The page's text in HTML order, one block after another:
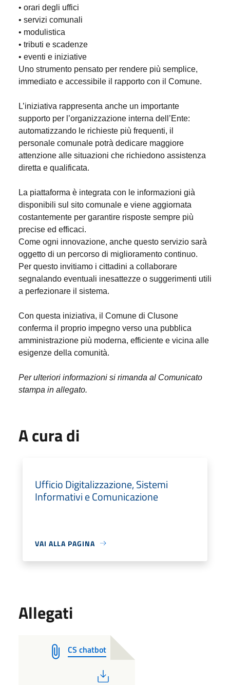
• orari degli uffici
• servizi comunali
• modulistica
• tributi e scadenze
• eventi e iniziative
Uno strumento pensato per rendere più semplice,
immediato e accessibile il rapporto con il Comune.
L’iniziativa rappresenta anche un importante
supporto per l’organizzazione interna dell’Ente:
automatizzando le richieste più frequenti, il
personale comunale potrà dedicare maggiore
attenzione alle situazioni che richiedono assistenza
diretta e qualificata.
La piattaforma è integrata con le informazioni già
disponibili sul sito comunale e viene aggiornata
costantemente per garantire risposte sempre più
precise ed efficaci.
Come ogni innovazione, anche questo servizio sarà
oggetto di un percorso di miglioramento continuo.
Per questo invitiamo i cittadini a collaborare
segnalando eventuali inesattezze o suggerimenti utili
a perfezionare il sistema.
Con questa iniziativa, il Comune di Clusone
conferma il proprio impegno verso una pubblica
amministrazione più moderna, efficiente e vicina alle
esigenze della comunità.
Per ulteriori informazioni si rimanda al Comunicato
stampa in allegato.
A cura di
Ufficio Digitalizzazione, Sistemi
Informativi e Comunicazione
VAI ALLA PAGINA
Allegati
CS chatbot